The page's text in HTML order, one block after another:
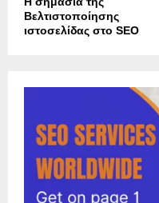
Βελτιστοποίησης
ιστοσελίδας στο SEO